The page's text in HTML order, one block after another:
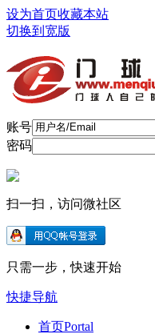
设为首页收藏本站
切换到宽版
账号
密码
扫一扫，访问微社区
只需一步，快速开始
快捷导航
首页Portal